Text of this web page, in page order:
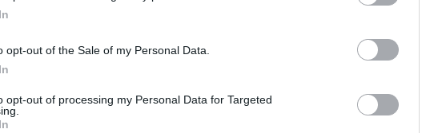
opt-out of the Sale of my Personal Data.
opt-out of processing my Personal Data for Targeted
a cuore l'informazione del nostro territorio e
in prima linea per informarvi con attenzione.